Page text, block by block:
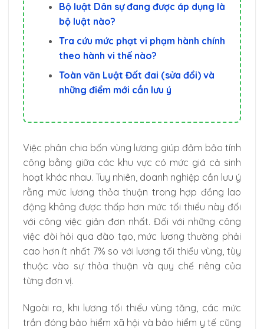
Bộ luật Dân sự đang được áp dụng là
bộ luật nào?
Tra cứu mức phạt vi phạm hành chính
theo hành vi thế nào?
Toàn văn Luật Đất đai (sửa đổi) và
những điểm mới cần lưu ý
Việc phân chia bốn vùng lương giúp đảm bảo tính
công bằng giữa các khu vực có mức giá cả sinh
hoạt khác nhau. Tuy nhiên, doanh nghiệp cần lưu ý
rằng mức lương thỏa thuận trong hợp đồng lao
động không được thấp hơn mức tối thiểu này đối
với công việc giản đơn nhất. Đối với những công
việc đòi hỏi qua đào tạo, mức lương thường phải
cao hơn ít nhất 7% so với lương tối thiểu vùng, tùy
thuộc vào sự thỏa thuận và quy chế riêng của
từng đơn vị.
Ngoài ra, khi lương tối thiểu vùng tăng, các mức
trần đóng bảo hiểm xã hội và bảo hiểm y tế cũng